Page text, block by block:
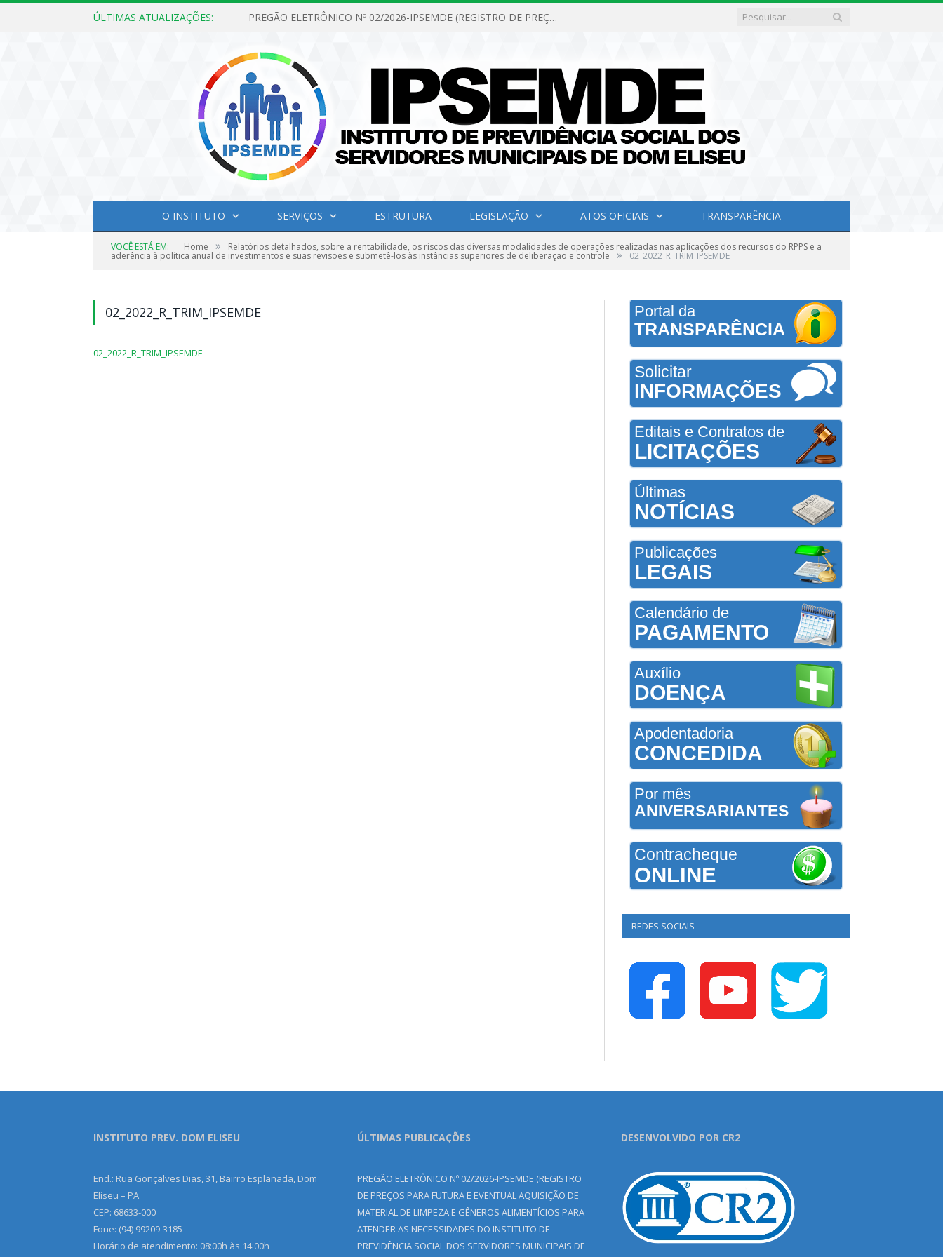
ÚLTIMAS ATUALIZAÇÕES: PREGÃO ELETRÔNICO Nº 02/2026-IPSEMDE (REGISTRO DE PREÇOS PARA FUTURA E EVENTUAL AQUISIÇÃO DE MATERIAL DE LIMPEZA E GÊNEROS ALIMENTÍCIOS PARA ATENDER AS NECESSIDADES DO INSTITUTO DE PREVIDÊNCIA SOCIAL DOS SERVIDORES MUNICIPAIS DE DOM ELISEU.)
O INSTITUTO SERVIÇOS ESTRUTURA LEGISLAÇÃO ATOS OFICIAIS TRANSPARÊNCIA
VOCÊ ESTÁ EM: Home » Relatórios detalhados, sobre a rentabilidade, os riscos das diversas modalidades de operações realizadas nas aplicações dos recursos do RPPS e a
aderência à política anual de investimentos e suas revisões e submetê-los às instâncias superiores de deliberação e controle » 02_2022_R_TRIM_IPSEMDE
02_2022_R_TRIM_IPSEMDE
02_2022_R_TRIM_IPSEMDE
Portal da
TRANSPARÊNCIA
Solicitar
INFORMAÇÕES
Editais e Contratos de
LICITAÇÕES
Últimas
NOTÍCIAS
Publicações
LEGAIS
Calendário de
PAGAMENTO
Auxílio
DOENÇA
Apodentadoria
CONCEDIDA
Por mês
ANIVERSARIANTES
Contracheque
ONLINE
REDES SOCIAIS
INSTITUTO PREV. DOM ELISEU
End.: Rua Gonçalves Dias, 31, Bairro Esplanada, Dom
Eliseu – PA
CEP: 68633-000
Fone: (94) 99209-3185
Horário de atendimento: 08:00h às 14:00h
ÚLTIMAS PUBLICAÇÕES
PREGÃO ELETRÔNICO Nº 02/2026-IPSEMDE (REGISTRO
DE PREÇOS PARA FUTURA E EVENTUAL AQUISIÇÃO DE
MATERIAL DE LIMPEZA E GÊNEROS ALIMENTÍCIOS PARA
ATENDER AS NECESSIDADES DO INSTITUTO DE
PREVIDÊNCIA SOCIAL DOS SERVIDORES MUNICIPAIS DE
DESENVOLVIDO POR CR2